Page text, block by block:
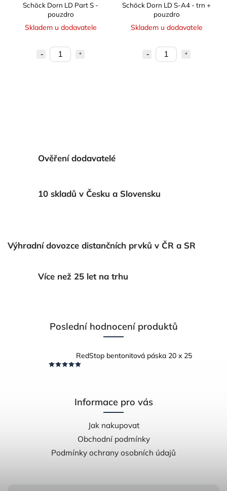
Schöck Dorn LD Part S -
pouzdro
Skladem u dodavatele
Schöck Dorn LD S-A4 - trn +
pouzdro
Skladem u dodavatele
Ověření dodavatelé
10 skladů v Česku a Slovensku
Výhradní dovozce distančních prvků v ČR a SR
Více než 25 let na trhu
Poslední hodnocení produktů
RedStop bentonitová páska 20 x 25
Informace pro vás
Jak nakupovat
Obchodní podmínky
Podmínky ochrany osobních údajů